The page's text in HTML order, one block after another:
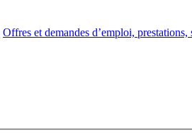
Offres et demandes d’emploi,